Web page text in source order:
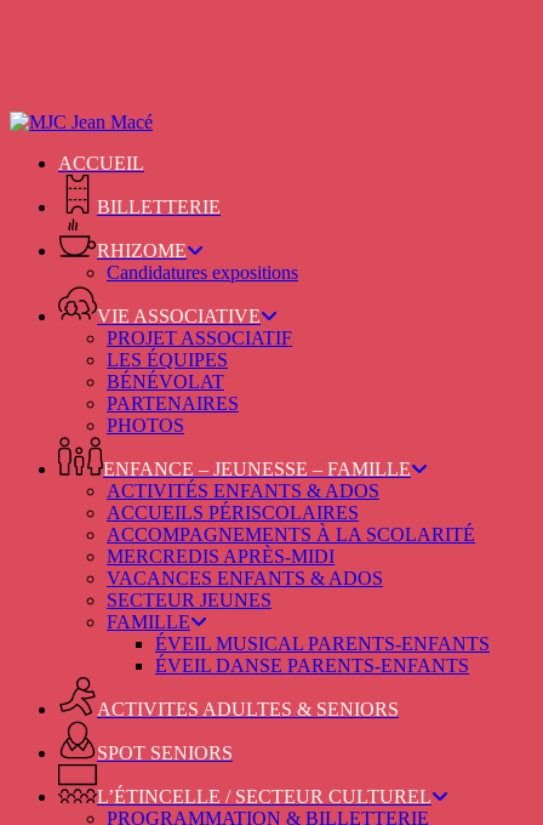
ACCUEIL
BILLETTERIE
RHIZOME
Candidatures expositions
VIE ASSOCIATIVE
PROJET ASSOCIATIF
LES ÉQUIPES
BÉNÉVOLAT
PARTENAIRES
PHOTOS
ENFANCE – JEUNESSE – FAMILLE
ACTIVITÉS ENFANTS & ADOS
ACCUEILS PÉRISCOLAIRES
ACCOMPAGNEMENTS À LA SCOLARITÉ
MERCREDIS APRÈS-MIDI
VACANCES ENFANTS & ADOS
SECTEUR JEUNES
FAMILLE
ÉVEIL MUSICAL PARENTS-ENFANTS
ÉVEIL DANSE PARENTS-ENFANTS
ACTIVITES ADULTES & SENIORS
SPOT SENIORS
L’ÉTINCELLE / SECTEUR CULTUREL
PROGRAMMATION & BILLETTERIE